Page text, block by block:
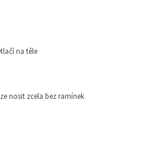
na těle
nosit zcela bez ramínek